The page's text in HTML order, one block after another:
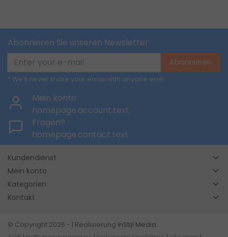
Abonnieren Sie unseren Newsletter
Abonnieren
* We'll never share your email with anyone else.
Mein konto
homepage.account.text
Fragen?
homepage.contact.text
Kundendienst
Mein konto
Kategorien
Kontakt
© Copyright 2026 - | Realisierung InStijl Media